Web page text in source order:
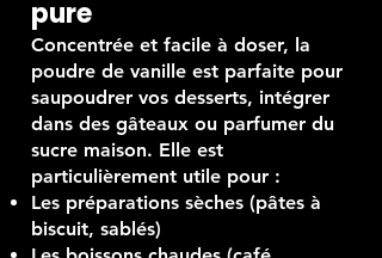
Poudre de vanille 100 %
pure
Concentrée et facile à doser, la
poudre de vanille est parfaite pour
saupoudrer vos desserts, intégrer
dans des gâteaux ou parfumer du
sucre maison. Elle est
particulièrement utile pour :
Les préparations sèches (pâtes à